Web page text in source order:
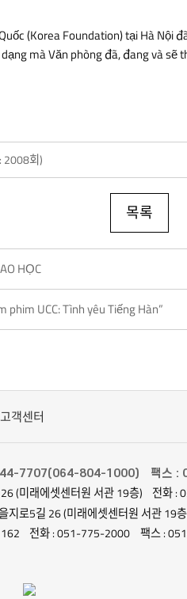
(Korea Foundation) tại Hà
mà Văn phòng đã, đang và
2008회)
목록
HỌC
phim UCC: Tình yêu Tiếng Hàn”
고객센터
7707(064-804-1000) 팩스 :
(미래에셋센터원 서관 19층) 전화 :
지로5길 26 (미래에셋센터원 서관 19
전화 : 051-775-2000 팩스 :